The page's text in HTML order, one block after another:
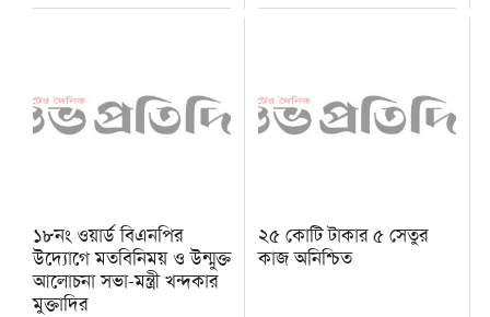
১৮নং ওয়ার্ড বিএনপির
উদ্যোগে মতবিনিময় ও উন্মুক্ত
আলোচনা সভা-মন্ত্রী খন্দকার
মুক্তাদির
২৫ কোটি টাকার ৫ সেতুর
কাজ অনিশ্চিত